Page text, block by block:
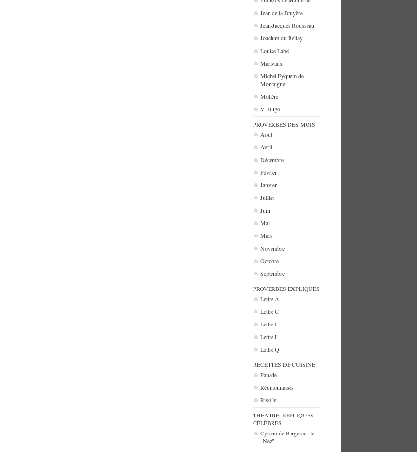
Jean de la Bruyère
Jean-Jacques Rousseau
Joachim du Bellay
Louise Labé
Marivaux
Michel Eyquem de
Montaigne
Molière
V. Hugo
PROVERBES DES MOIS
Août
Avril
Décembre
Février
Janvier
Juillet
Juin
Mai
Mars
Novembre
Octobre
Septembre
PROVERBES EXPLIQUES
Lettre A
Lettre C
Lettre I
Lettre L
Lettre Q
RECETTES DE CUISINE
Panade
Réunionnaises
Risolle
THÉÂTRE: RÉPLIQUES
CÉLÈBRES
Cyrano de Bergerac : le
"Nez"